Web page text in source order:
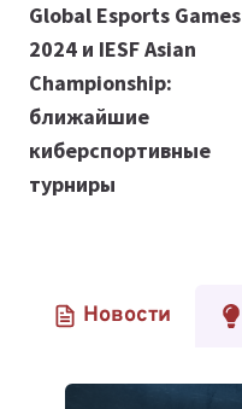
по
записям
Global Esports Games
2024 и IESF Asian
Championship:
ближайшие
киберспортивные
турниры
Новости